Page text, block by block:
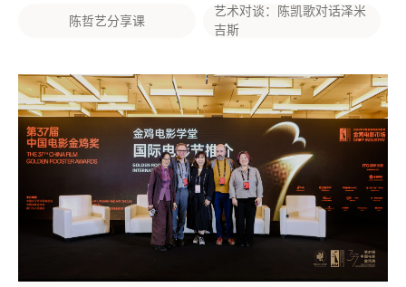
陈哲艺分享课
艺术对谈：陈凯歌对话泽米
吉斯